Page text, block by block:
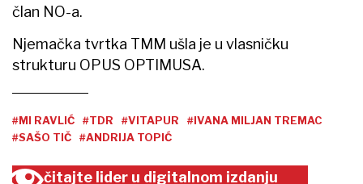
član NO-a.
Njemačka tvrtka TMM ušla je u vlasničku
strukturu OPUS OPTIMUSA.
#MI RAVLIĆ #TDR #VITAPUR
#IVANA MILJAN TREMAC
#SAŠO TIČ
#ANDRIJA TOPIĆ
čitajte lider u digitalnom izdanju